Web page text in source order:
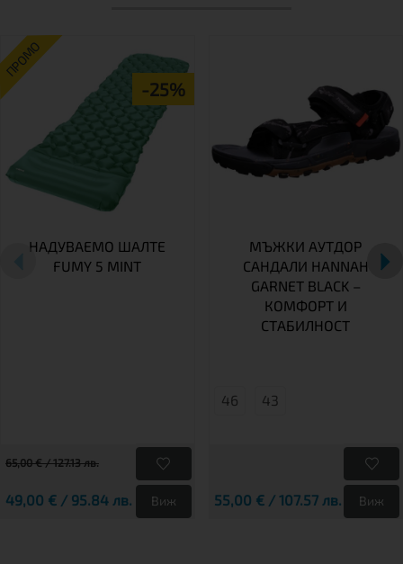
ПРОМО
-25%
НАДУВАЕМО ШАЛТЕ
FUMY 5 MINT
65,00 € / 127.13 лв.
49,00 € / 95.84 лв. Виж
МЪЖКИ АУТДОР
САНДАЛИ HANNAH
GARNET BLACK –
КОМФОРТ И
СТАБИЛНОСТ
46 43
55,00 € / 107.57 лв. Виж